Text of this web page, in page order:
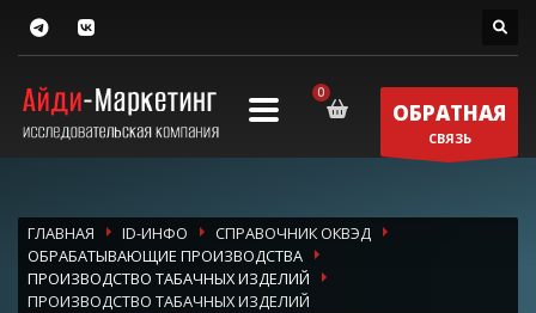
ОБРАТНАЯ
СВЯЗЬ
ГЛАВНАЯ ID-ИНФО
СПРАВОЧНИК ОКВЭД
ОБРАБАТЫВАЮЩИЕ ПРОИЗВОДСТВА
ПРОИЗВОДСТВО ТАБАЧНЫХ ИЗДЕЛИЙ
ПРОИЗВОДСТВО ТАБАЧНЫХ ИЗДЕЛИЙ